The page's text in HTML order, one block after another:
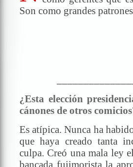
Son como grandes
¿Esta elección
cánones de otros
Es atípica. Nunca ha
que haya creado tanta
culpa. Creó una mala ley
bancada fujimorista la